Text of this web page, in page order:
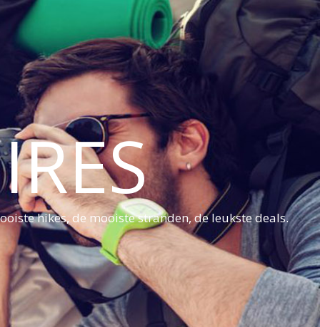
hikes, de mooiste stranden, de leukste deals.